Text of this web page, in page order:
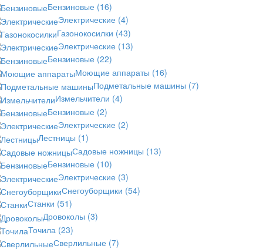
Бензиновые (16)
Электрические (4)
Газонокосилки (43)
Электрические (13)
Бензиновые (22)
Моющие аппараты (16)
Подметальные машины (7)
Измельчители (4)
Бензиновые (2)
Электрические (2)
Лестницы (1)
Садовые ножницы (13)
Бензиновые (10)
Электрические (3)
Снегоуборщики (54)
Станки (51)
Дровоколы (3)
Точила (23)
Сверлильные (7)